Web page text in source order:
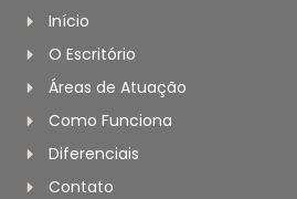
Início
O Escritório
Áreas de Atuação
Como Funciona
Diferenciais
Contato